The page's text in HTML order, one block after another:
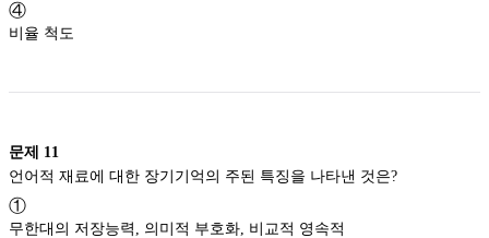
④
비율 척도
문제 11
①
무한대의 저장능력, 의미적 부호화, 비교적 영속적